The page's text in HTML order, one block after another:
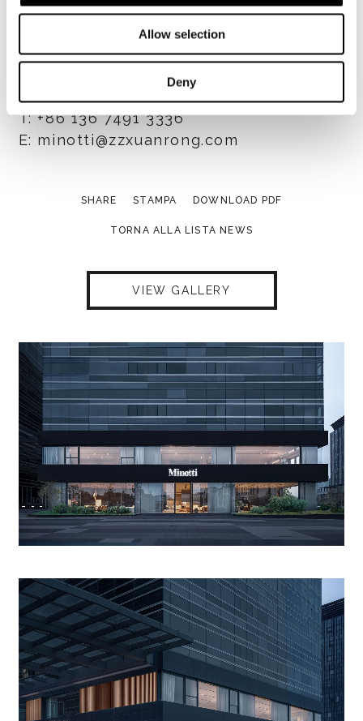
Allow selection
Deny
VIEW GALLERY
Minotti Zhengzhou by Xuanrong
Yellow River Pearl Plaza, Ruyi West
Road, Jinshui District,
Zhengzhou City, Henan Province - Cina
T: +86 136 7491 3336
E: minotti@zzxuanrong.com
SHARE STAMPA DOWNLOAD PDF
TORNA ALLA LISTA NEWS